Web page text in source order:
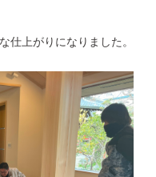
仕上がりになりました。